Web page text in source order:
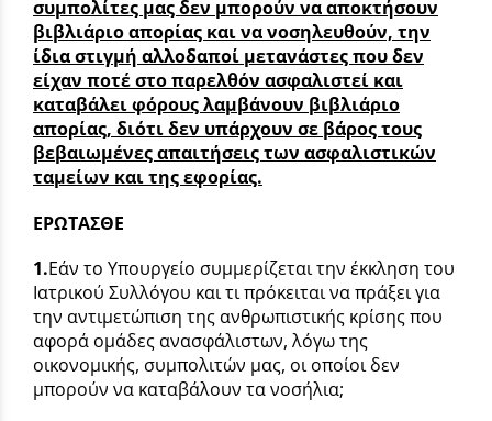
συμπολίτες μας δεν μπορούν να αποκτήσουν
βιβλιάριο απορίας και να νοσηλευθούν, την
ίδια στιγμή αλλοδαποί μετανάστες που δεν
είχαν ποτέ στο παρελθόν ασφαλιστεί και
καταβάλει φόρους λαμβάνουν βιβλιάριο
απορίας, διότι δεν υπάρχουν σε βάρος τους
βεβαιωμένες απαιτήσεις των ασφαλιστικών
ταμείων και της εφορίας.
ΕΡΩΤΑΣΘΕ
1.Εάν το Υπουργείο συμμερίζεται την έκκληση του
Ιατρικού Συλλόγου και τι πρόκειται να πράξει για
την αντιμετώπιση της ανθρωπιστικής κρίσης που
αφορά ομάδες ανασφάλιστων, λόγω της
οικονομικής, συμπολιτών μας, οι οποίοι δεν
μπορούν να καταβάλουν τα νοσήλια;